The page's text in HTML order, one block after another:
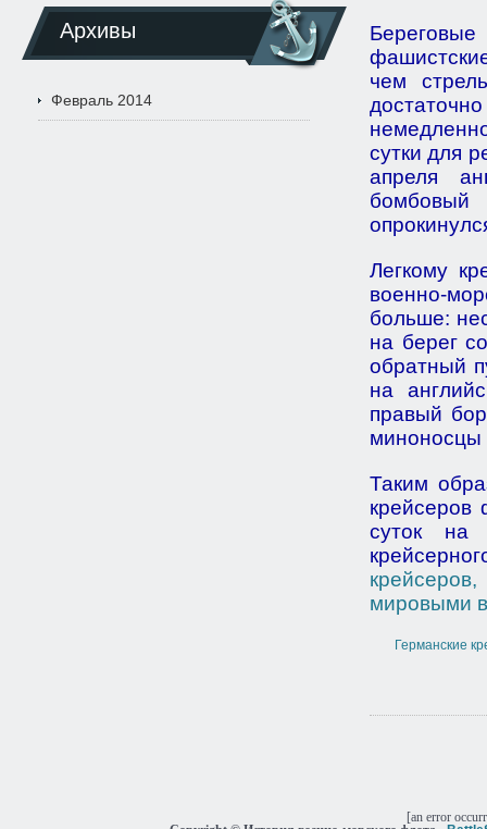
Архивы
Февраль 2014
чем
сутки для
апреля
Легкому
военно-
больше:
на берег
обратный
на
правый
миноносцы
Таким
крейсеров
суток на
мировыми
Германские
[an error